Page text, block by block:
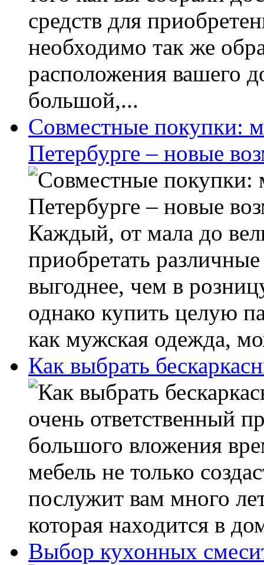
средств для
необходимо так же
расположения вашего
большой,...
Совместные покупки:
Петербурге – новые
Каждый, от мала до
приобретать
выгоднее, чем в
однако купить целую
как мужская одежда,
Как выбрать
очень ответственный
большого вложения
мебель не только
послужит вам много
которая находится в
Выбор кухонных